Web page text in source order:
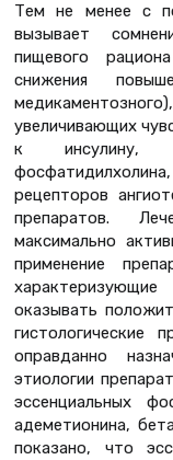
Тем не менее с
вызывает
пищевого
снижения
увеличивающих
к инсулину,
рецепторов
препаратов.
максимально
применение
оказывать
гистологические
оправданно
этиологии
эссенциальных
адеметионина,
показано, что